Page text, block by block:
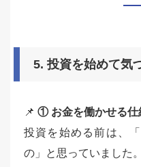
5. 投資を始めて気
📌 ① お金を働かせる仕
投資を始める前は、
の」と思っていました。